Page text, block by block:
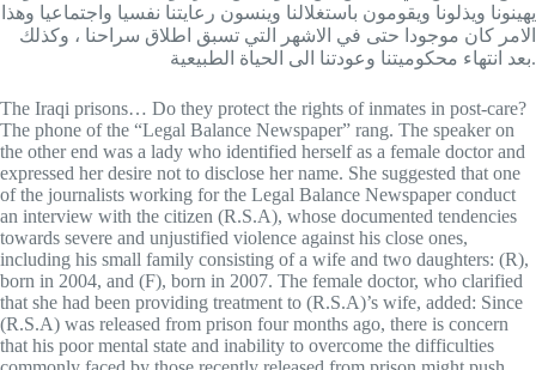
يهينونا ويذلونا ويقومون باستغلالنا وينسون رعايتنا نفسيا واجتماعيا وهذا
الامر كان موجودا حتى في الاشهر التي تسبق اطلاق سراحنا ، وكذلك
بعد انتهاء محكوميتنا وعودتنا الى الحياة الطبيعية.
The Iraqi prisons… Do they protect the rights of inmates in post-care?
The phone of the “Legal Balance Newspaper” rang. The speaker on
the other end was a lady who identified herself as a female doctor and
expressed her desire not to disclose her name. She suggested that one
of the journalists working for the Legal Balance Newspaper conduct
an interview with the citizen (R.S.A), whose documented tendencies
towards severe and unjustified violence against his close ones,
including his small family consisting of a wife and two daughters: (R),
born in 2004, and (F), born in 2007. The female doctor, who clarified
that she had been providing treatment to (R.S.A)’s wife, added: Since
(R.S.A) was released from prison four months ago, there is concern
that his poor mental state and inability to overcome the difficulties